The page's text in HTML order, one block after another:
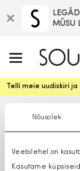
Nõusolek
Veebilehel on
Kasutame
MŪSU
Telli meie uudiskiri